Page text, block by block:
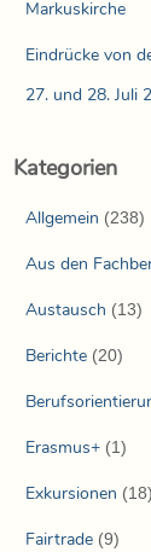
Markuskirche
Eindrücke von
27. und 28. Juli
Kategorien
Allgemein (238)
Aus den
Austausch (13)
Berichte(20)
Erasmus+(1)
Exkursionen (18)
Fairtrade(9)